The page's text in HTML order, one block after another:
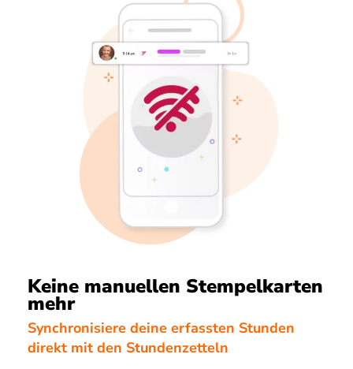
Keine manuellen Stempelkarten
mehr
Synchronisiere deine erfassten Stunden
direkt mit den Stundenzetteln